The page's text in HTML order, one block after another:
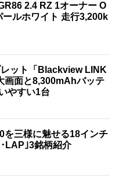
2.4 RZ 1オーナー O
ルホワイト 走行3,200k
ット「Blackview LINK
画面と8,300mAhバッテ
やすい1台
を三様に魅せる18インチ
LAP｣3銘柄紹介